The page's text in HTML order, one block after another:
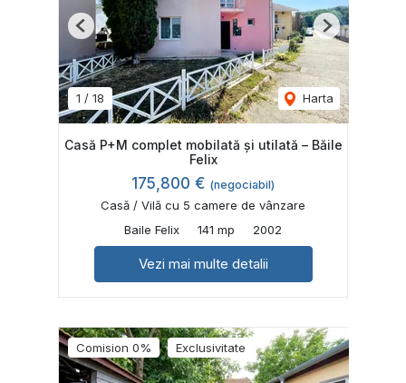
1 / 18 Harta
Previous Next
Casă P+M complet mobilată și utilată – Băile
Felix
175,800 € (negociabil)
Casă / Vilă cu 5 camere de vânzare
Baile Felix
141 mp 2002
Vezi mai multe detalii
Comision 0% Exclusivitate